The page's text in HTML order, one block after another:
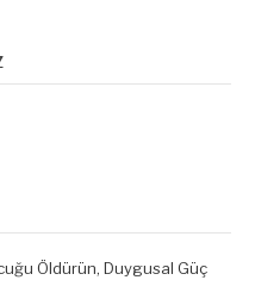
Öldürün, Duygusal Güç